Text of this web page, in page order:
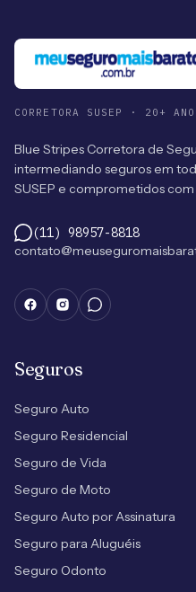
CORRETORA SUSEP · 20+
Blue Stripes Corretora de
intermediando seguros em
SUSEP e comprometidos
(11) 98957-8818
Seguros
Seguro Auto
Seguro Residencial
Seguro de Vida
Seguro de Moto
Seguro Auto por Assinatura
Seguro para Aluguéis
Seguro Odonto